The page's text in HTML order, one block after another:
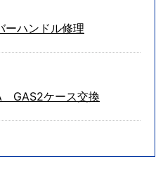
ハンドル修理
GAS2ケース交換